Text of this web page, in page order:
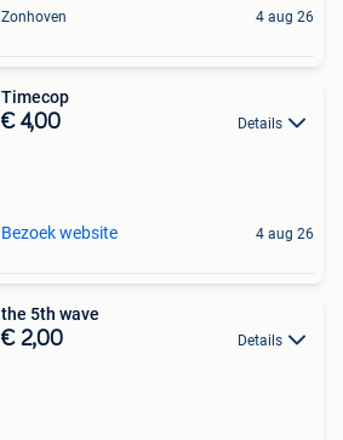
Zonhoven 4 aug 26
Timecop
€ 4,00 Details
Bezoek website 4 aug 26
the 5th wave
€ 2,00 Details